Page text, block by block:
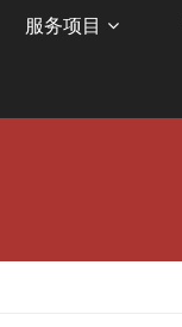
服务项目